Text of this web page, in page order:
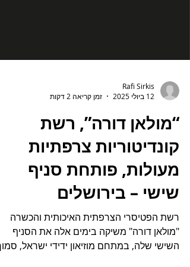
Rafi Sirkis
12 ביולי 2025
זמן קריאה 2 דקות
“מולאן דורה”, רשת
קונדיטוריות צרפתיות
מעולות, פותחת סניף
שישי – בירושלים
רשת הפטיסרי הצרפתית האיכותית והכשרה